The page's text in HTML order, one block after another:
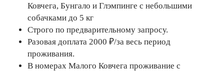
Ковчега, Бунгало и Глэмпинге с небольшими
собачками до 5 кг
Строго по предварительному запросу.
Разовая доплата 2000 ₽/за весь период
проживания.
В номерах Малого Ковчега проживание с